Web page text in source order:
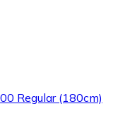
Regular (180cm)